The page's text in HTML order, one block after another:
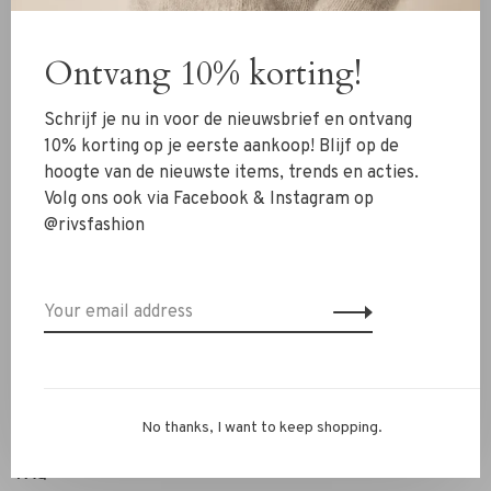
Shoes
Jewelry
Accessoires
SALE
Contact Information
Personal Styling / Private Shopping
FAQ
Ontvang 10% korting!
Schrijf je nu in voor de nieuwsbrief en ontvang
10% korting op je eerste aankoop! Blijf op de
hoogte van de nieuwste items, trends en acties.
Volg ons ook via Facebook & Instagram op
@rivsfashion
No thanks, I want to keep shopping.